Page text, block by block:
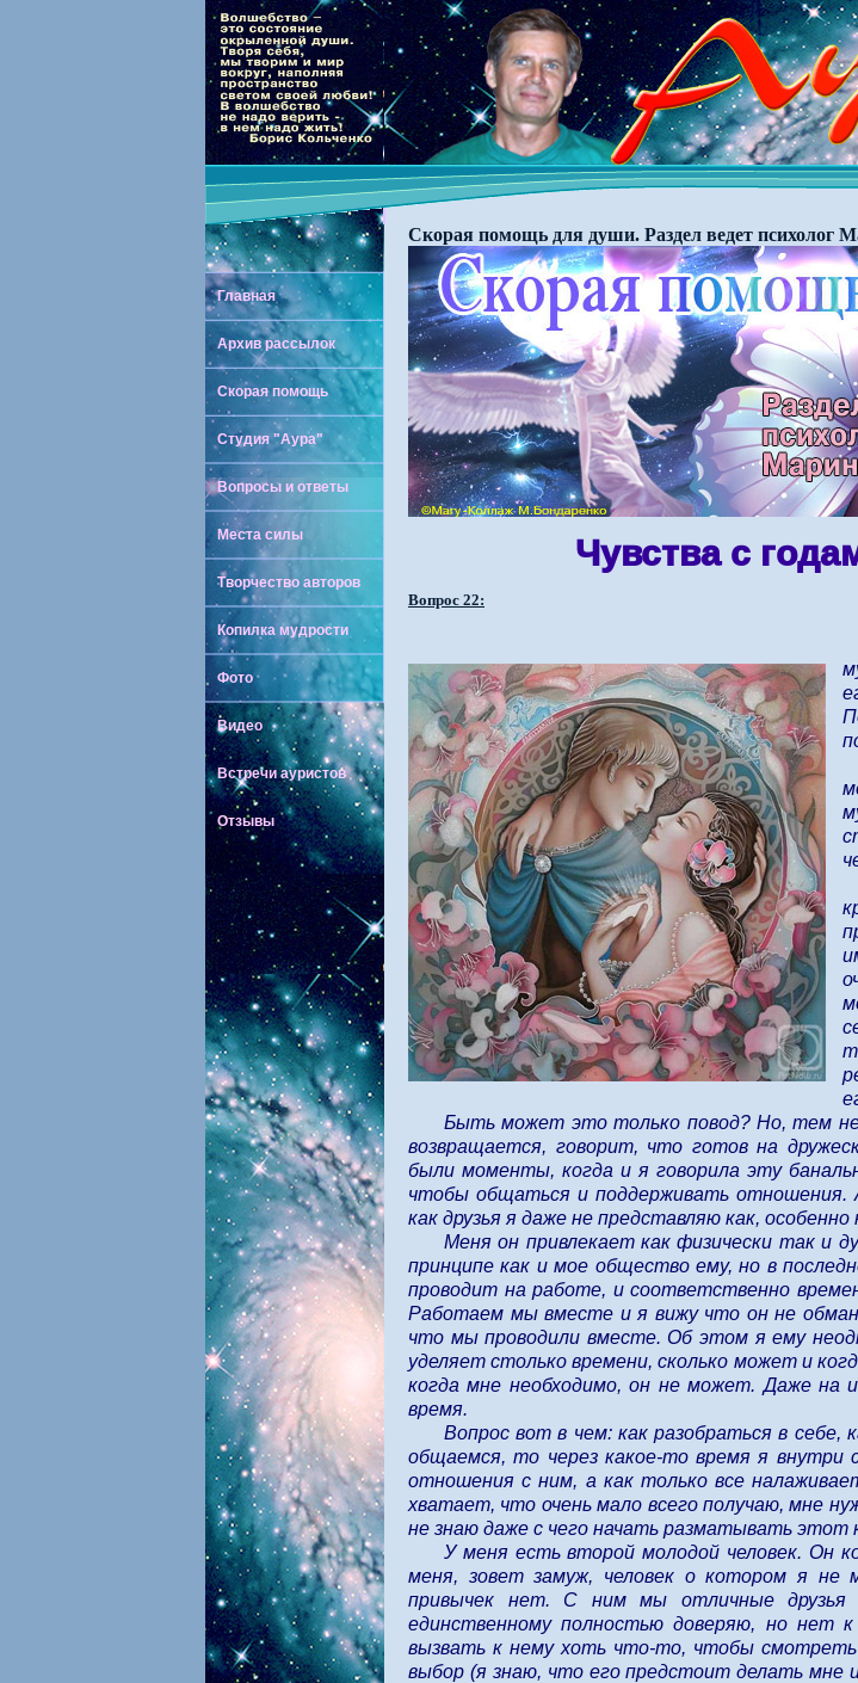
Главная
Архив рассылок
Скорая помощь
Студия "Аура"
Вопросы и ответы
Места силы
Творчество авторов
Копилка мудрости
Фото
Видео
Встречи ауристов
Отзывы
Скорая помощь для души. Раздел ведет
Чувства с
Вопрос 22:
Быть может это только повод? Но, тем
возвращается, говорит, что готов на
были моменты, когда и я говорила эту
чтобы общаться и поддерживать
как друзья я даже не представляю как,
Меня он привлекает как физически так и
принципе как и мое общество ему, но в
проводит на работе, и соответственно
Работаем мы вместе и я вижу что он не
что мы проводили вместе. Об этом я ему
уделяет столько времени, сколько может и
когда мне необходимо, он не может. Даже на
время.
Вопрос вот в чем: как разобраться в
общаемся, то через какое-то время я внутри
отношения с ним, а как только все
хватает, что очень мало всего получаю, мне
не знаю даже с чего начать разматывать этот
У меня есть второй молодой человек. Он
меня, зовет замуж, человек о котором я не
привычек нет. С ним мы отличные
единственному полностью доверяю, но нет
вызвать к нему хоть что-то, чтобы смотреть
выбор (я знаю, что его предстоит делать мне